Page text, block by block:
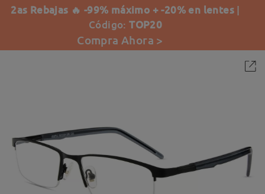
2as Rebajas 🔥 -99% máximo + -20% en lentes |
Código:TOP20
Compra Ahora >